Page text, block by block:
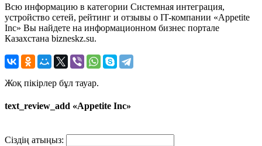
Всю информацию в категории Системная интеграция,
устройство сетей, рейтинг и отзывы о IT-компании «Appetite
Inc» Вы найдете на информационном бизнес портале
Казахстана bizneskz.su.
Жоқ пікірлер бұл тауар.
text_review_add «Appetite Inc»
Сіздің атыңыз: